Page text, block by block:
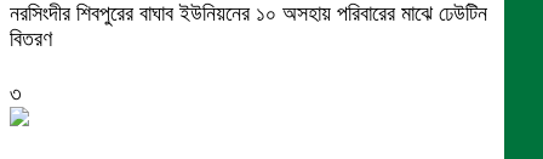
নরসিংদীর শিবপুরের বাঘাব ইউনিয়নের ১০ অসহায় পরিবারের মাঝে ঢেউটিন
বিতরণ
৩